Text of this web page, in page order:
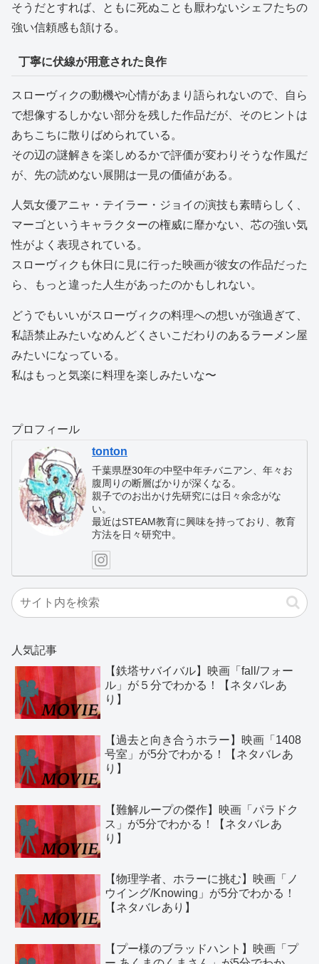
そうだとすれば、ともに死ぬことも厭わないシェフたちの
強い信頼感も頷ける。
丁寧に伏線が用意された良作
スローヴィクの動機や心情があまり語られないので、自ら
で想像するしかない部分を残した作品だが、そのヒントは
あちこちに散りばめられている。
その辺の謎解きを楽しめるかで評価が変わりそうな作風だ
が、先の読めない展開は一見の価値がある。
人気女優アニャ・テイラー・ジョイの演技も素晴らしく、
マーゴというキャラクターの権威に靡かない、芯の強い気
性がよく表現されている。
スローヴィクも休日に見に行った映画が彼女の作品だった
ら、もっと違った人生があったのかもしれない。
どうでもいいがスローヴィクの料理への想いが強過ぎて、
私語禁止みたいなめんどくさいこだわりのあるラーメン屋
みたいになっている。
私はもっと気楽に料理を楽しみたいな〜
プロフィール
tonton
千葉県歴30年の中堅中年チバニアン、年々お
腹周りの断層ばかりが深くなる。
親子でのお出かけ先研究には日々余念がな
い。
最近はSTEAM教育に興味を持っており、教育
方法を日々研究中。
人気記事
【鉄塔サバイバル】映画「fall/フォー
ル」が５分でわかる！【ネタバレあ
り】
【過去と向き合うホラー】映画「1408
号室」が5分でわかる！【ネタバレあ
り】
【難解ループの傑作】映画「パラドク
ス」が5分でわかる！【ネタバレあ
り】
【物理学者、ホラーに挑む】映画「ノ
ウイング/Knowing」が5分でわかる！
【ネタバレあり】
【プー様のブラッドハント】映画「プ